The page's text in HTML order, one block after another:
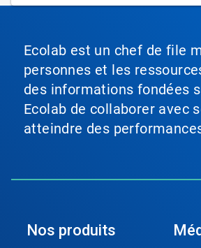
Ecolab est un chef de file
personnes et les
des informations fondées
Ecolab de collaborer avec
atteindre des
Nos produits